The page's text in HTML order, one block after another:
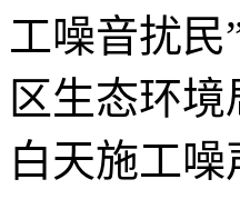
工噪音扰
区生态环
白天施工